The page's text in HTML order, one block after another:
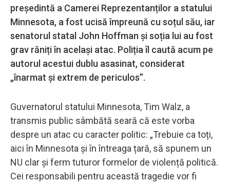
președintă a Camerei Reprezentanților a statului
Minnesota, a fost ucisă împreună cu soțul său, iar
senatorul statal John Hoffman și soția lui au fost
grav răniți în același atac. Poliția îl caută acum pe
autorul acestui dublu asasinat, considerat
„înarmat și extrem de periculos”.
Guvernatorul statului Minnesota, Tim Walz, a
transmis public sâmbătă seară că este vorba
despre un atac cu caracter politic: „Trebuie ca toți,
aici în Minnesota și în întreaga țară, să spunem un
NU clar și ferm tuturor formelor de violență politică.
Cei responsabili pentru această tragedie vor fi